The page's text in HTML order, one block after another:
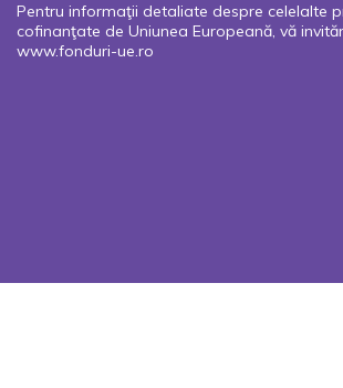
Pentru informaţii detaliate despre celelalte
cofinanţate de Uniunea Europeană, vă
www.fonduri-ue.ro